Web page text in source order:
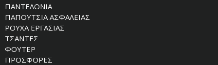
ΠΑΝΤΕΛΟΝΙΑ
ΠΑΠΟΥΤΣΙΑ ΑΣΦΑΛΕΙΑΣ
ΡΟΥΧΑ ΕΡΓΑΣΙΑΣ
ΤΣΑΝΤΕΣ
ΦΟΥΤΕΡ
ΠΡΟΣΦΟΡΕΣ